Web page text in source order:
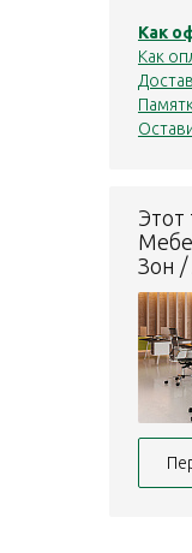
Как
Как
Этот
Зон /